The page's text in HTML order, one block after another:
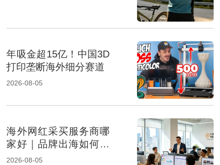
年吸金超15亿！中国3D
打印垄断海外细分赛道
2026-08-05
海外网红采买服务商哪
家好｜品牌出海如何选
择专业KOL采购机构
2026-08-05